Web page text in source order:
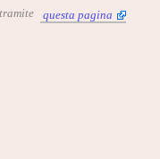
questa pagina